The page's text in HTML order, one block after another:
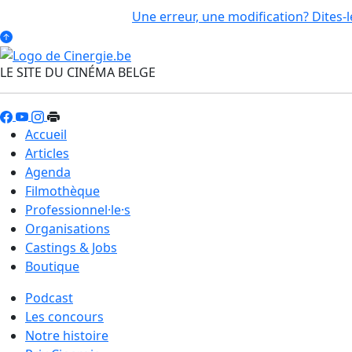
Une erreur, une modification? Dites-
LE SITE DU CINÉMA BELGE
Accueil
Articles
Agenda
Filmothèque
Professionnel·le·s
Organisations
Castings & Jobs
Boutique
Podcast
Les concours
Notre histoire